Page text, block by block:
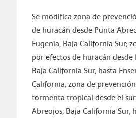
Se modifica zona de
de huracán desde Punta
Eugenia, Baja California Sur;
por efectos de huracán desde
Baja California Sur, hasta
California; zona de
tormenta tropical desde el
Abreojos, Baja California Sur,